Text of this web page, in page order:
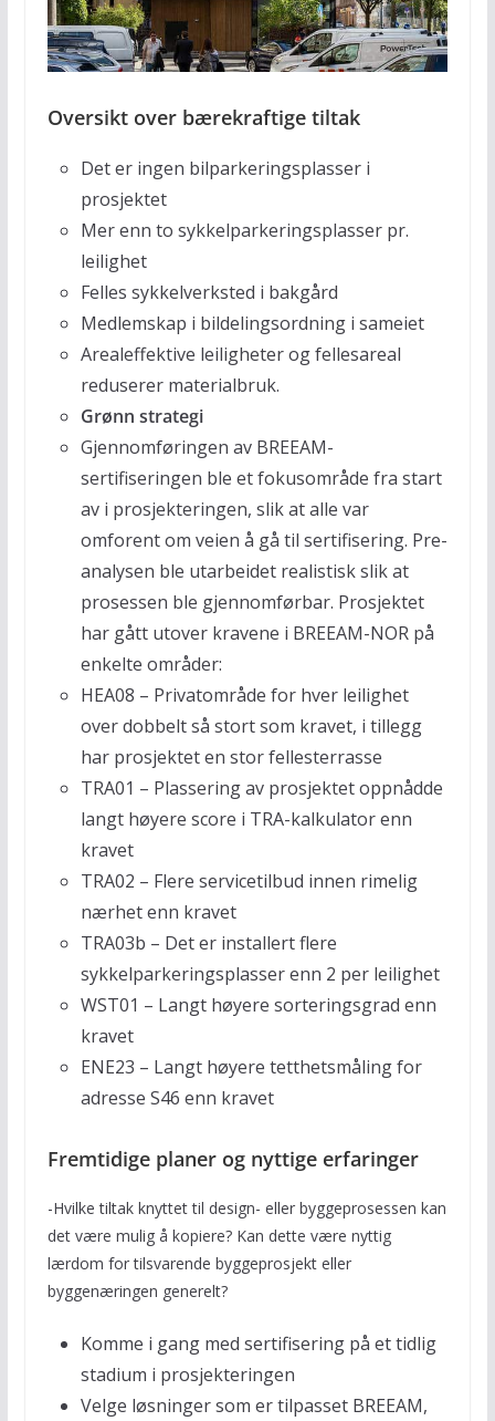
Oversikt over bærekraftige tiltak
Det er ingen bilparkeringsplasser i
prosjektet
Mer enn to sykkelparkeringsplasser pr.
leilighet
Felles sykkelverksted i bakgård
Medlemskap i bildelingsordning i sameiet
Arealeffektive leiligheter og fellesareal
reduserer materialbruk.
Grønn strategi
Gjennomføringen av BREEAM-
sertifiseringen ble et fokusområde fra start
av i prosjekteringen, slik at alle var
omforent om veien å gå til sertifisering. Pre-
analysen ble utarbeidet realistisk slik at
prosessen ble gjennomførbar. Prosjektet
har gått utover kravene i BREEAM-NOR på
enkelte områder:
HEA08 – Privatområde for hver leilighet
over dobbelt så stort som kravet, i tillegg
har prosjektet en stor fellesterrasse
TRA01 – Plassering av prosjektet oppnådde
langt høyere score i TRA-kalkulator enn
kravet
TRA02 – Flere servicetilbud innen rimelig
nærhet enn kravet
TRA03b – Det er installert flere
sykkelparkeringsplasser enn 2 per leilighet
WST01 – Langt høyere sorteringsgrad enn
kravet
ENE23 – Langt høyere tetthetsmåling for
adresse S46 enn kravet
Fremtidige planer og nyttige erfaringer
-Hvilke tiltak knyttet til design- eller byggeprosessen kan
det være mulig å kopiere? Kan dette være nyttig
lærdom for tilsvarende byggeprosjekt eller
byggenæringen generelt?
Komme i gang med sertifisering på et tidlig
stadium i prosjekteringen
Velge løsninger som er tilpasset BREEAM,